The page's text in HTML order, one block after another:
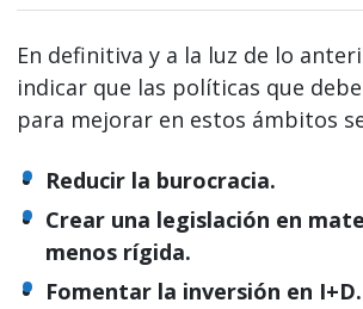
En definitiva y a la luz de lo
indicar que las políticas que
para mejorar en estos ámbitos
Reducir la burocracia.
Crear una legislación en
menos rígida.
Fomentar la inversión en I+D.